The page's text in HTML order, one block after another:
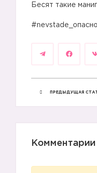
Бесят такие
ПРЕДЫДУЩАЯ
Комментарии